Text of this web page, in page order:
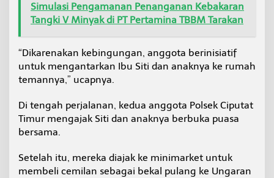
Simulasi Pengamanan Penanganan Kebakaran
Tangki V Minyak di PT Pertamina TBBM Tarakan
“Dikarenakan kebingungan, anggota berinisiatif
untuk mengantarkan Ibu Siti dan anaknya ke rumah
temannya,” ucapnya.
Di tengah perjalanan, kedua anggota Polsek Ciputat
Timur mengajak Siti dan anaknya berbuka puasa
bersama.
Setelah itu, mereka diajak ke minimarket untuk
membeli cemilan sebagai bekal pulang ke Ungaran